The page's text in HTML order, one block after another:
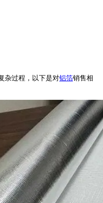
杂过程，以下是对铝箔销售相